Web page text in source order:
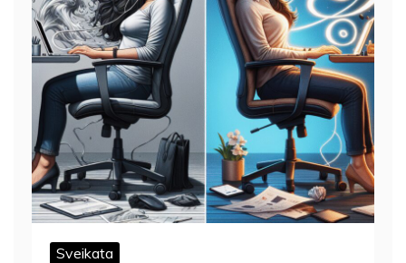
Sveikata